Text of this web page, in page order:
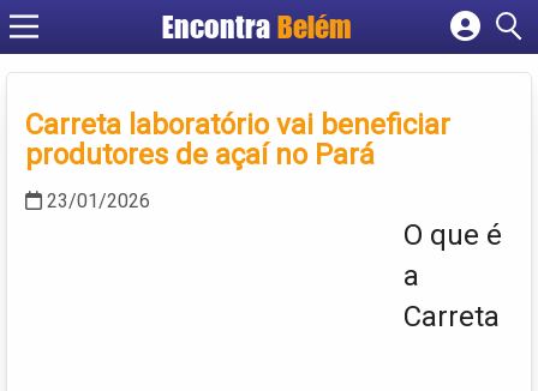
EncontraBelém
Cadastrar empresa
Criar conta
Carreta laboratório vai beneficiar
produtores de açaí no Pará
23/01/2026
O que é
a
Carreta